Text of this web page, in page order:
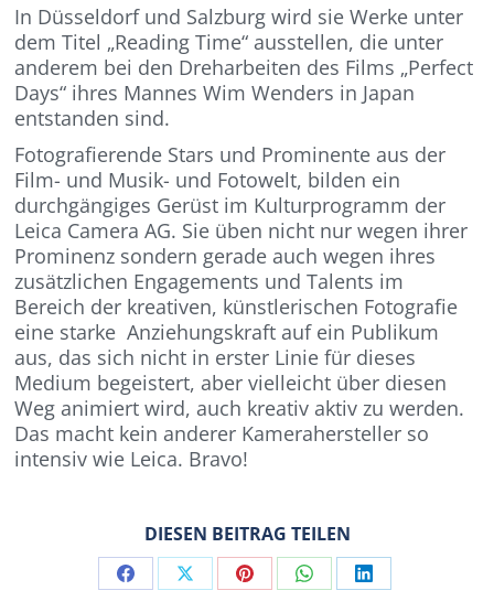
In Düsseldorf und Salzburg wird sie Werke unter
dem Titel „Reading Time“ ausstellen, die unter
anderem bei den Dreharbeiten des Films „Perfect
Days“ ihres Mannes Wim Wenders in Japan
entstanden sind.
Fotografierende Stars und Prominente aus der
Film- und Musik- und Fotowelt, bilden ein
durchgängiges Gerüst im Kulturprogramm der
Leica Camera AG. Sie üben nicht nur wegen ihrer
Prominenz sondern gerade auch wegen ihres
zusätzlichen Engagements und Talents im
Bereich der kreativen, künstlerischen Fotografie
eine starke Anziehungskraft auf ein Publikum
aus, das sich nicht in erster Linie für dieses
Medium begeistert, aber vielleicht über diesen
Weg animiert wird, auch kreativ aktiv zu werden.
Das macht kein anderer Kamerahersteller so
intensiv wie Leica. Bravo!
DIESEN BEITRAG TEILEN
Share Share Share Share Share